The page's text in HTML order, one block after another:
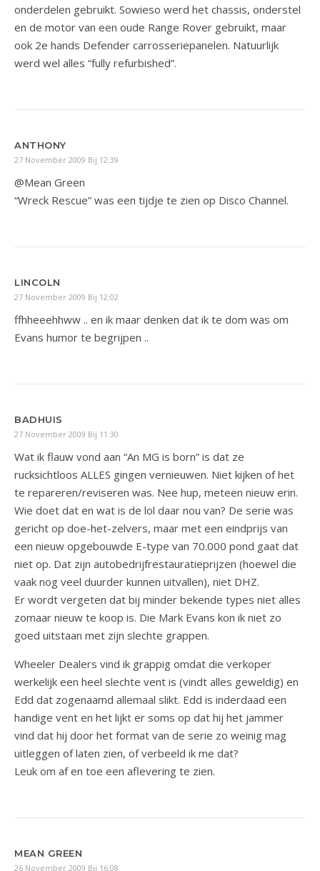
onderdelen gebruikt. Sowieso werd het chassis, onderstel
en de motor van een oude Range Rover gebruikt, maar
ook 2e hands Defender carrosseriepanelen. Natuurlijk
werd wel alles “fully refurbished”.
ANTHONY
27 November 2009 Bij 12:39
@Mean Green
“Wreck Rescue” was een tijdje te zien op Disco Channel.
LINCOLN
27 November 2009 Bij 12:02
ffhheeehhww .. en ik maar denken dat ik te dom was om
Evans humor te begrijpen ..
BADHUIS
27 November 2009 Bij 11:30
Wat ik flauw vond aan “An MG is born” is dat ze
rucksichtloos ALLES gingen vernieuwen. Niet kijken of het
te repareren/reviseren was. Nee hup, meteen nieuw erin.
Wie doet dat en wat is de lol daar nou van? De serie was
gericht op doe-het-zelvers, maar met een eindprijs van
een nieuw opgebouwde E-type van 70.000 pond gaat dat
niet op. Dat zijn autobedrijfrestauratieprijzen (hoewel die
vaak nog veel duurder kunnen uitvallen), niet DHZ.
Er wordt vergeten dat bij minder bekende types niet alles
zomaar nieuw te koop is. Die Mark Evans kon ik niet zo
goed uitstaan met zijn slechte grappen.
Wheeler Dealers vind ik grappig omdat die verkoper
werkelijk een heel slechte vent is (vindt alles geweldig) en
Edd dat zogenaamd allemaal slikt. Edd is inderdaad een
handige vent en het lijkt er soms op dat hij het jammer
vind dat hij door het format van de serie zo weinig mag
uitleggen of laten zien, of verbeeld ik me dat?
Leuk om af en toe een aflevering te zien.
MEAN GREEN
26 November 2009 Bij 16:08